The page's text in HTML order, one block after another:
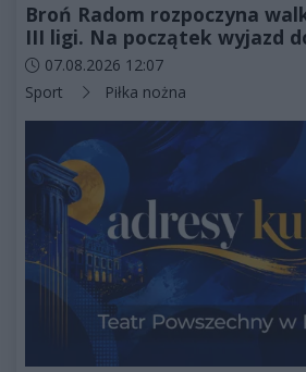
Broń Radom rozpoczyna
III ligi. Na początek wyjazd
Data dodania artykułu:
07.08.2026 12:07
Kategorie artykułu:
Sport Piłka nożna